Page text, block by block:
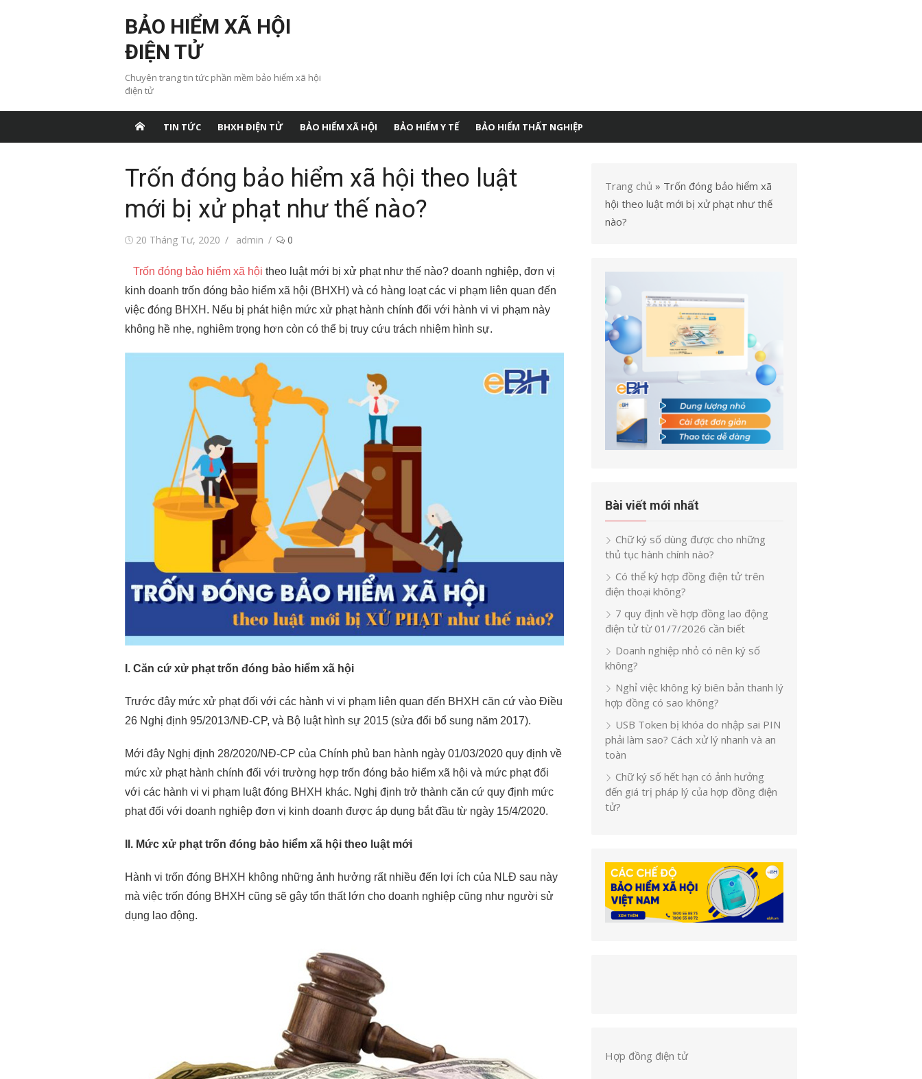
BẢO HIỂM XÃ HỘI
ĐIỆN TỬ
Chuyên trang tin tức phần mềm bảo hiểm xã hội
điện tử
TIN TỨC BHXH ĐIỆN TỬ BẢO HIỂM XÃ HỘI BẢO HIỂM Y TẾ BẢO HIỂM THẤT NGHIỆP
Trốn đóng bảo hiểm xã hội theo luật
mới bị xử phạt như thế nào?
Đăng20 Tháng Tư, 2020
Tác
admin 0
Trốn đóng bảo hiểm xã hội theo luật mới bị xử phạt như thế nào? doanh nghiệp, đơn vị
kinh doanh trốn đóng bảo hiểm xã hội (BHXH) và có hàng loạt các vi phạm liên quan đến
việc đóng BHXH. Nếu bị phát hiện mức xử phạt hành chính đối với hành vi vi phạm này
không hề nhẹ, nghiêm trọng hơn còn có thể bị truy cứu trách nhiệm hình sự.
I. Căn cứ xử phạt trốn đóng bảo hiểm xã hội
Trước đây mức xử phạt đối với các hành vi vi phạm liên quan đến BHXH căn cứ vào Điều
26 Nghị định 95/2013/NĐ-CP, và Bộ luật hình sự 2015 (sửa đổi bổ sung năm 2017).
Mới đây Nghị định 28/2020/NĐ-CP của Chính phủ ban hành ngày 01/03/2020 quy định về
mức xử phạt hành chính đối với trường hợp trốn đóng bảo hiểm xã hội và mức phạt đối
với các hành vi vi phạm luật đóng BHXH khác. Nghị định trở thành căn cứ quy định mức
phạt đối với doanh nghiệp đơn vị kinh doanh được áp dụng bắt đầu từ ngày 15/4/2020.
II. Mức xử phạt trốn đóng bảo hiểm xã hội theo luật mới
Hành vi trốn đóng BHXH không những ảnh hưởng rất nhiều đến lợi ích của NLĐ sau này
mà việc trốn đóng BHXH cũng sẽ gây tổn thất lớn cho doanh nghiệp cũng như người sử
dụng lao động.
Trang chủ » Trốn đóng bảo hiểm xã
hội theo luật mới bị xử phạt như thế
nào?
Bài viết mới nhất
Chữ ký số dùng được cho những
thủ tục hành chính nào?
Có thể ký hợp đồng điện tử trên
điện thoại không?
7 quy định về hợp đồng lao động
điện tử từ 01/7/2026 cần biết
Doanh nghiệp nhỏ có nên ký số
không?
Nghỉ việc không ký biên bản thanh lý
hợp đồng có sao không?
USB Token bị khóa do nhập sai PIN
phải làm sao? Cách xử lý nhanh và an
toàn
Chữ ký số hết hạn có ảnh hưởng
đến giá trị pháp lý của hợp đồng điện
tử?
Hợp đồng điện tử